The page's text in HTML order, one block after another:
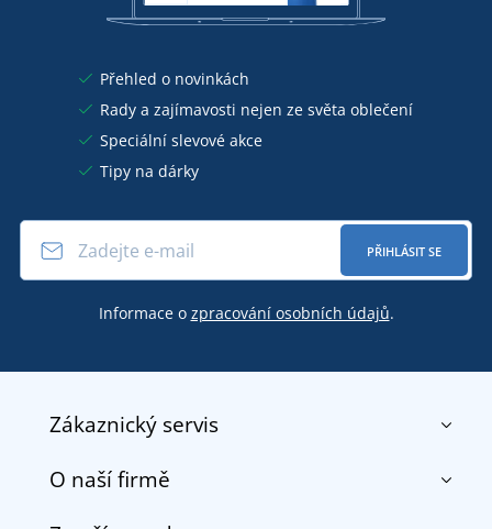
Přehled o novinkách
Rady a zajímavosti nejen ze světa oblečení
Speciální slevové akce
Tipy na dárky
PŘIHLÁSIT SE
Informace o zpracování osobních údajů.
Zákaznický servis
Kontakt
O naší firmě